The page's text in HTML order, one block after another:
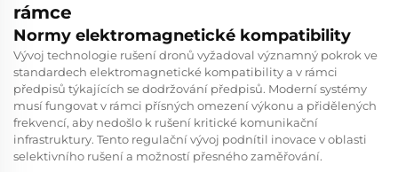
rámce
Normy elektromagnetické kompatibility
Vývoj technologie rušení dronů vyžadoval významný pokrok ve
standardech elektromagnetické kompatibility a v rámci
předpisů týkajících se dodržování předpisů. Moderní systémy
musí fungovat v rámci přísných omezení výkonu a přidělených
frekvencí, aby nedošlo k rušení kritické komunikační
infrastruktury. Tento regulační vývoj podnítil inovace v oblasti
selektivního rušení a možností přesného zaměřování.